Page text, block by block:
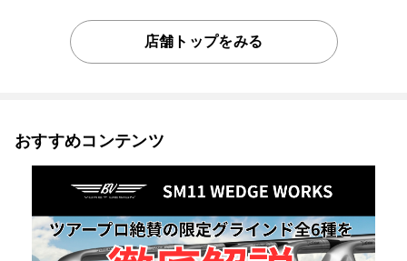
店舗トップをみる
おすすめコンテンツ